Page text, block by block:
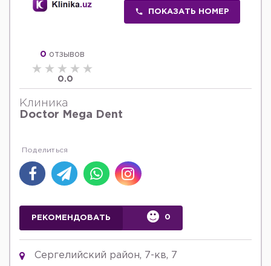
0 отзывов
0.0
ПОКАЗАТЬ НОМЕР
Клиника
Doctor Mega Dent
РЕКОМЕНДОВАТЬ 0
Сергелийский район, 7-кв, 7